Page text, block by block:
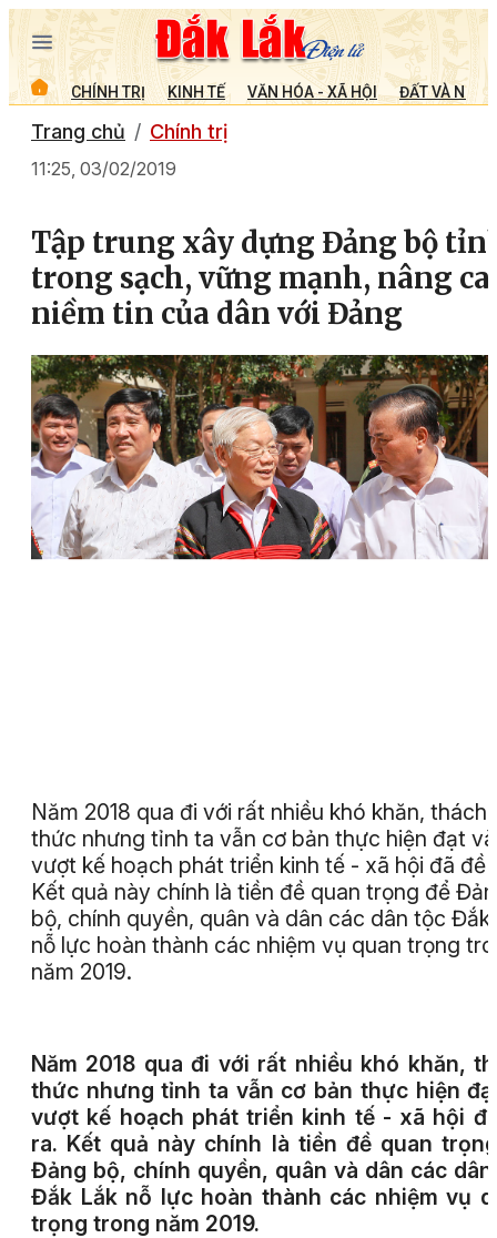
CHÍNH TRỊ KINH TẾ VĂN HÓA - XÃ HỘI ĐẤT VÀ
Trang chủ Chính trị
11:25, 03/02/2019
Tập trung xây dựng Đảng bộ
trong sạch, vững mạnh, nâng
niềm tin của dân với Đảng
Năm 2018 qua đi với rất nhiều khó khăn, thách
thức nhưng tỉnh ta vẫn cơ bản thực hiện đạt và
vượt kế hoạch phát triển kinh tế - xã hội đã đề
Kết quả này chính là tiền đề quan trọng để
bộ, chính quyền, quân và dân các dân tộc Đắk
nỗ lực hoàn thành các nhiệm vụ quan trọng
năm 2019.
Năm 2018 qua đi với rất nhiều khó khăn,
thức nhưng tỉnh ta vẫn cơ bản thực hiện
vượt kế hoạch phát triển kinh tế - xã hội
ra. Kết quả này chính là tiền đề quan
Đảng bộ, chính quyền, quân và dân các
Đắk Lắk nỗ lực hoàn thành các nhiệm vụ
trọng trong năm 2019.